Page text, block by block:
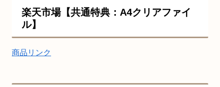
楽天市場【共通特典：A4クリアファイ
ル】
商品リンク